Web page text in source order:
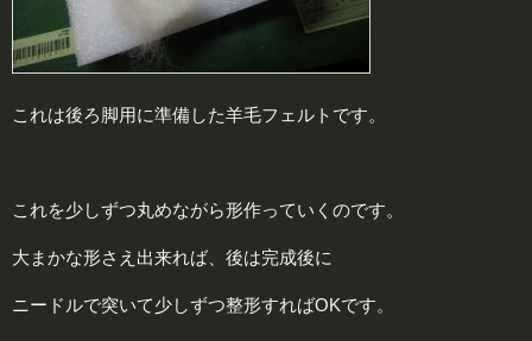
これは後ろ脚用に準備した羊毛フェルトです。
これを少しずつ丸めながら形作っていくのです。
大まかな形さえ出来れば、後は完成後に
ニードルで突いて少しずつ整形すればOKです。